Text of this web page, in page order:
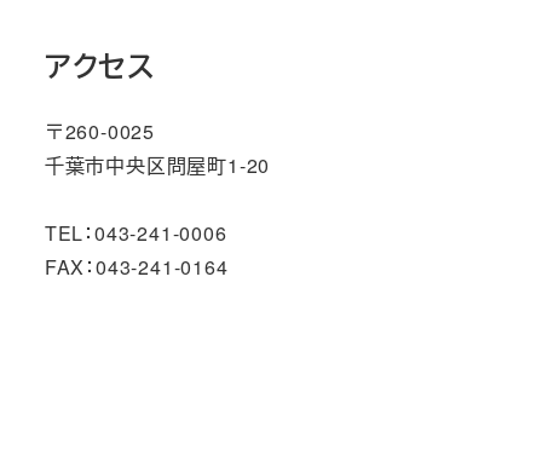
アクセス
〒260-0025
千葉市中央区問屋町1‐20
TEL：043-241-0006
FAX：043-241-0164